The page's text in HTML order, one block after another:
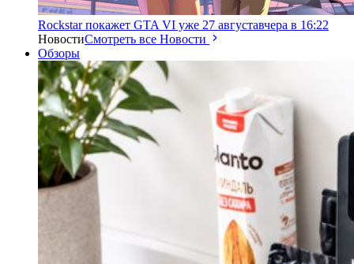
Rockstar покажет GTA VI уже 27 августавчера в 16:22
НовостиСмотреть все Новости
Обзоры